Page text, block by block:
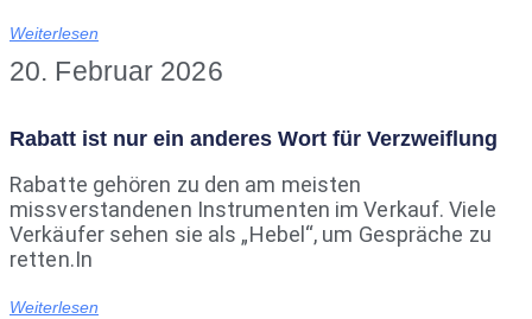
Weiterlesen
20. Februar 2026
Rabatt ist nur ein anderes Wort für Verzweiflung
Rabatte gehören zu den am meisten
missverstandenen Instrumenten im Verkauf. Viele
Verkäufer sehen sie als „Hebel“, um Gespräche zu
retten.In
Weiterlesen